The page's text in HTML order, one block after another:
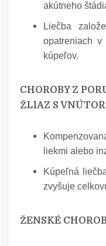
akútneho
Liečba
opatreniach v
kúpeľov.
CHOROBY Z
ŽLIAZ S
liekmi alebo
Kúpeľná
zvyšuje
ŽENSKÉ